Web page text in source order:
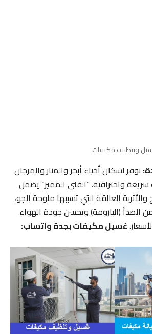
مكيفات
لسكان أحياء أبحر والمنار والمرجان
واحترافية. “الفنى المميز” يضمن
العالقة التي تسببها ملوحة الجو،
(البارومة) ويحسن جودة الهواء
غسيل مكيفات بجدة واتساب: